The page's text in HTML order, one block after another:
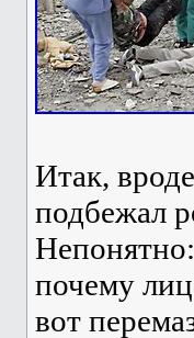
Итак,
подбежал
почему
вот